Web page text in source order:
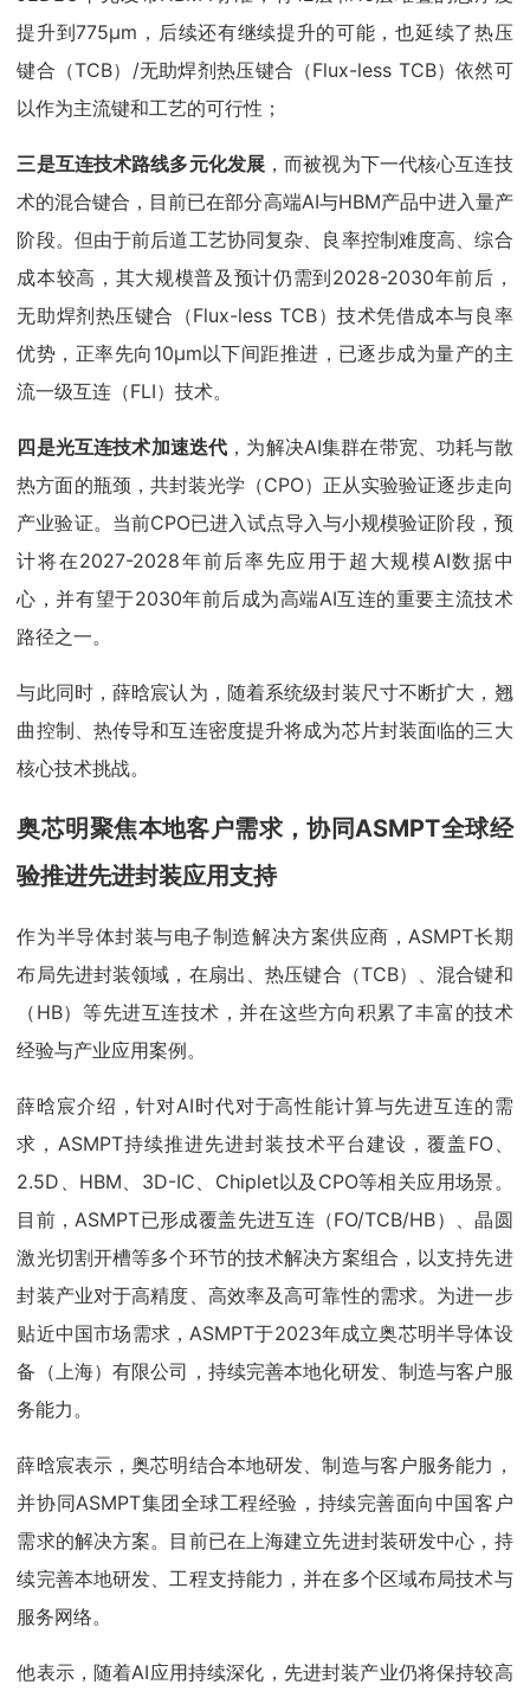
提升到775μm，后续还有继续提升的可能，也延续了热压
键合（TCB）/无助焊剂热压键合（Flux-less TCB）依然可
以作为主流键和工艺的可行性；
三是互连技术路线多元化发展 ，而被视为下一代核心互连技
术的混合键合，目前已在部分高端AI与HBM产品中进入量产
阶段。但由于前后道工艺协同复杂、良率控制难度高、综合
成本较高，其大规模普及预计仍需到2028-2030年前后，
无助焊剂热压键合（Flux-less TCB）技术凭借成本与良率
优势，正率先向10μm以下间距推进，已逐步成为量产的主
流一级互连（FLI）技术。
四是光互连技术加速迭代 ，为解决AI集群在带宽、功耗与散
热方面的瓶颈，共封装光学（CPO）正从实验验证逐步走向
产业验证。当前CPO已进入试点导入与小规模验证阶段，预
计将在2027-2028年前后率先应用于超大规模AI数据中
心，并有望于2030年前后成为高端AI互连的重要主流技术
路径之一。
与此同时，薛晗宸认为，随着系统级封装尺寸不断扩大，翘
曲控制、热传导和互连密度提升将成为芯片封装面临的三大
核心技术挑战。
奥芯明聚焦本地客户需求，协同ASMPT全球经
验推进先进封装应用支持
作为半导体封装与电子制造解决方案供应商，ASMPT长期
布局先进封装领域，在扇出、热压键合（TCB）、混合键和
（HB）等先进互连技术，并在这些方向积累了丰富的技术
经验与产业应用案例。
薛晗宸介绍，针对AI时代对于高性能计算与先进互连的需
求，ASMPT持续推进先进封装技术平台建设，覆盖FO、
2.5D、HBM、3D-IC、Chiplet以及CPO等相关应用场景。
目前，ASMPT已形成覆盖先进互连（FO/TCB/HB）、晶圆
激光切割开槽等多个环节的技术解决方案组合，以支持先进
封装产业对于高精度、高效率及高可靠性的需求。为进一步
贴近中国市场需求，ASMPT于2023年成立奥芯明半导体设
备（上海）有限公司，持续完善本地化研发、制造与客户服
务能力。
薛晗宸表示，奥芯明结合本地研发、制造与客户服务能力，
并协同ASMPT集团全球工程经验，持续完善面向中国客户
需求的解决方案。目前已在上海建立先进封装研发中心，持
续完善本地研发、工程支持能力，并在多个区域布局技术与
服务网络。
他表示，随着AI应用持续深化，先进封装产业仍将保持较高